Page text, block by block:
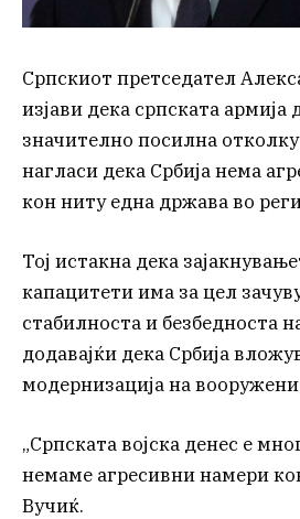
Српскиот претседател
изјави дека српската армија
значително посилна
нагласи дека Србија нема
кон ниту една држава во
Тој истакна дека
капацитети има за цел
стабилноста и безбедноста
додавајќи дека Србија
модернизација на
„Српската војска денес е
немаме агресивни намери
Вучиќ.